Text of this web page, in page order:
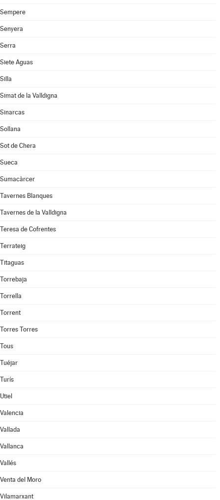
Sempere
Senyera
Serra
Siete Aguas
Silla
Simat de la Valldigna
Sinarcas
Sollana
Sot de Chera
Sueca
Sumacàrcer
Tavernes Blanques
Tavernes de la Valldigna
Teresa de Cofrentes
Terrateig
Titaguas
Torrebaja
Torrella
Torrent
Torres Torres
Tous
Tuéjar
Turís
Utiel
Valencia
Vallada
Vallanca
Vallés
Venta del Moro
Vilamarxant